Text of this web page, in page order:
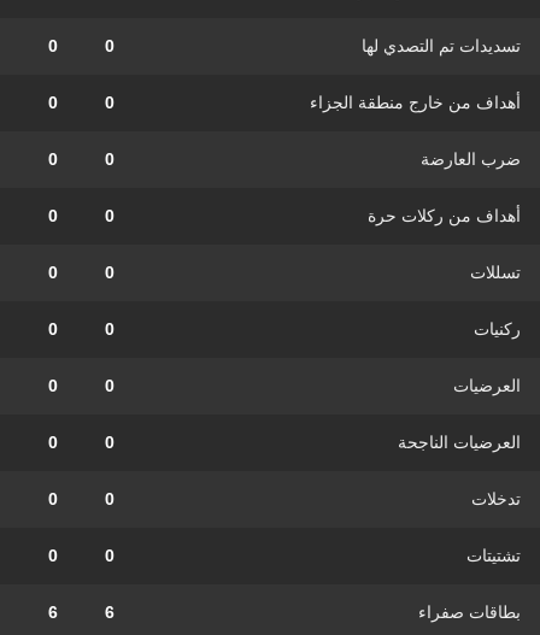
تسديدات تم التصدي لها 0
0
أهداف من خارج منطقة الجزاء 0
0
ضرب العارضة 0
0
أهداف من ركلات حرة 0
0
تسللات 0
0
ركنيات 0
0
العرضيات 0
0
العرضيات الناجحة 0
0
تدخلات 0
0
تشتيتات 0
0
بطاقات صفراء 6
6